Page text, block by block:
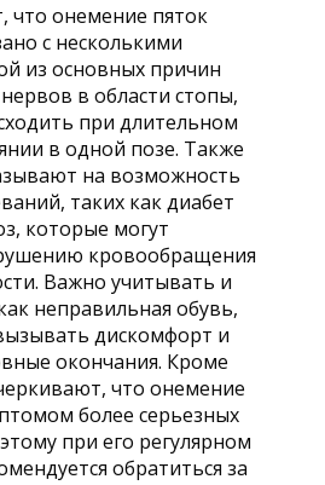
что онемение пяток
с несколькими
из основных причин
в области стопы,
при длительном
в одной позе. Также
на возможность
таких как диабет
которые могут
кровообращения
Важно учитывать и
неправильная обувь,
дискомфорт и
окончания. Кроме
что онемение
более серьезных
при его регулярном
обратиться за